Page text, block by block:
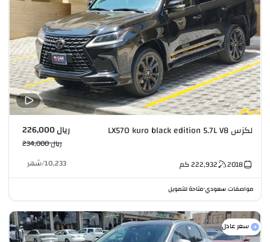
لكزس LX570 kuro black edition 5.7L V8 ريال 226,000
ريال 234,000
2018
222,932كم 10,233
/شهر
مواصفات سعودي•متاحة للتمويل
سعر عادل